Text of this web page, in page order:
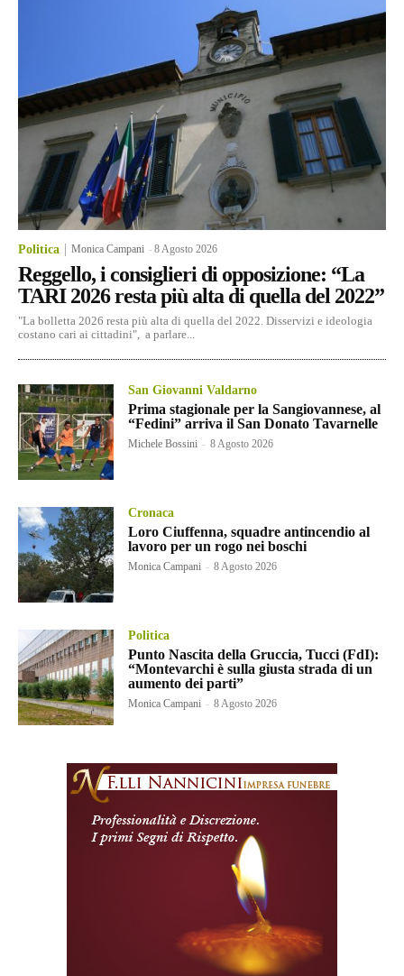
Politica Monica Campani -8 Agosto 2026
Reggello, i consiglieri di opposizione: “La
TARI 2026 resta più alta di quella del 2022”
"La bolletta 2026 resta più alta di quella del 2022. Disservizi e ideologia
costano cari ai cittadini", a parlare...
San Giovanni Valdarno
Prima stagionale per la Sangiovannese, al
“Fedini” arriva il San Donato Tavarnelle
Michele Bossini - 8 Agosto 2026
Cronaca
Loro Ciuffenna, squadre antincendio al
lavoro per un rogo nei boschi
Monica Campani - 8 Agosto 2026
Politica
Punto Nascita della Gruccia, Tucci (FdI):
“Montevarchi è sulla giusta strada di un
aumento dei parti”
Monica Campani - 8 Agosto 2026